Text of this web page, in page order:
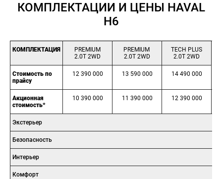
КОМПЛЕКТАЦИИ И ЦЕНЫ HAVAL
H6
КОМПЛЕКТАЦИЯ
PREMIUM
2.0T 2WD
PREMIUM
2.0T 2WD
TECH PLUS
2.0T 2WD
Стоимость по
прайсу
12 390 000 13 590 000 14 490 000
Акционная
стоимость*
10 390 000 11 390 000 12 390 000
Экстерьер
Безопасность
Интерьер
Комфорт